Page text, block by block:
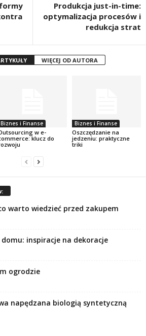
Produkcja just-in-time:
optymalizacja procesów i
redukcja strat
WIĘCEJ OD AUTORA
Biznes i Finanse
w e-
klucz do
Biznes i Finanse
Oszczędzanie na
jedzeniu: praktyczne
triki
warto wiedzieć przed zakupem
inspiracje na dekoracje
ogrodzie
napędzana biologią syntetyczną